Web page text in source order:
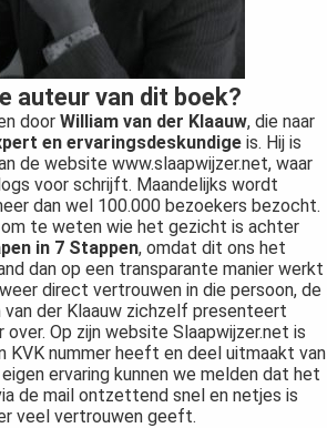
auteur van dit boek?
door William van der Klaauw, die naar
en ervaringsdeskundige is. Hij is
de website www.slaapwijzer.net, waar
voor schrijft. Maandelijks wordt
dan wel 100.000 bezoekers bezocht.
te weten wie het gezicht is achter
in 7 Stappen, omdat dit ons het
dan op een transparante manier werkt
direct vertrouwen in die persoon, de
van der Klaauw zichzelf presenteert
Op zijn website Slaapwijzer.net is
KVK nummer heeft en deel uitmaakt van
ervaring kunnen we melden dat het
de mail ontzettend snel en netjes is
veel vertrouwen geeft.